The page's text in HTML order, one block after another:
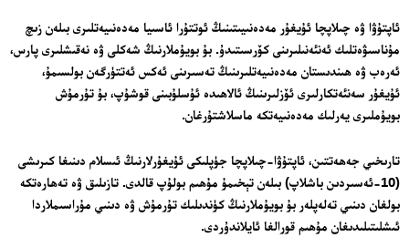
ئەزا بولاي
ئاپتۇۋا ۋە چىلاپچا ئۇيغۇر مەدەنىيىتىنىڭ ئوتتۇرا ئاسىيا مەدەنىيەتلىرى بىلەن زىچ
مۇناسىۋەتلىك ئەنئەنىلىرىنى كۆرسىتىدۇ. بۇ بويۇملارنىڭ شەكلى ۋە نەقىشلىرى پارس،
ئەرەب ۋە ھىندىستان مەدەنىيەتلىرىنىڭ تەسىرىنى ئەكس ئەتتۈرگەن بولسىمۇ،
ئۇيغۇر سەنئەتكارلىرى ئۆزلىرىنىڭ ئالاھىدە ئۇسلۇبىنى قوشۇپ، بۇ تۇرمۇش
بويۇملىرى يەرلىك مەدەنىيەتكە ماسلاشتۇرغان.
تارىخىي جەھەتتىن، ئاپتۇۋا-چىلاپچا جۈپلىكى ئۇيغۇرلارنىڭ ئىسلام دىنىغا كىرىشى
(10-ئەسىردىن باشلاپ) بىلەن تېخىمۇ مۇھىم بولۇپ قالدى. تازىلىق ۋە تەھارەتكە
بولغان دىنىي تەلەپلەر بۇ بويۇملارنىڭ كۈندىلىك تۇرمۇش ۋە دىنىي مۇراسىملاردا
ئىشلىتىلىدىغان مۇھىم قورالغا ئايلاندۇردى.